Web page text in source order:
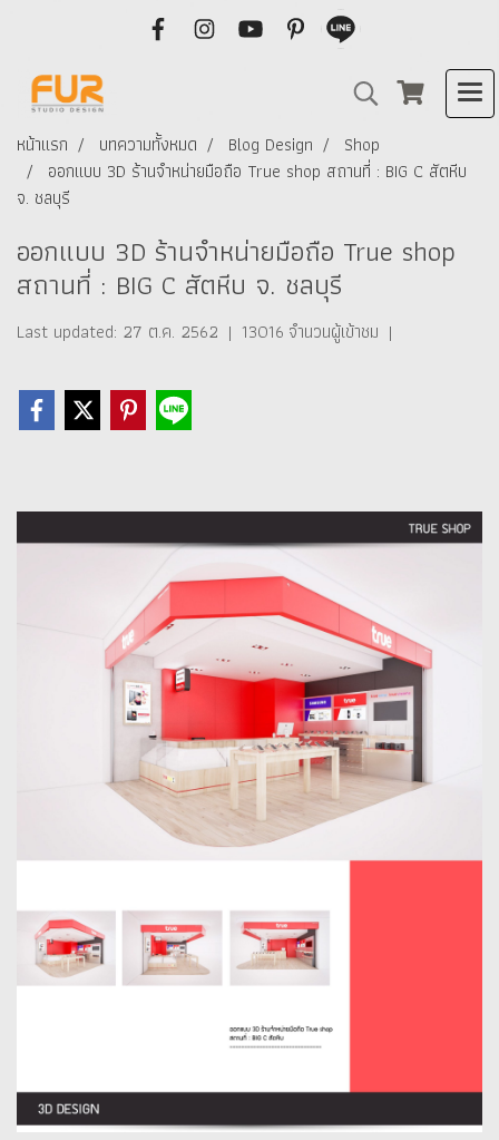
หน้าแรก บทความทั้งหมด Blog Design
Shop
ออกแบบ 3D ร้านจำหน่ายมือถือ True shop สถานที่ : BIG C สัตหีบ
จ. ชลบุรี
ออกแบบ 3D ร้านจำหน่ายมือถือ True shop
สถานที่ : BIG C สัตหีบ จ. ชลบุรี
Last updated: 27 ต.ค. 2562 | 13016 จำนวนผู้เข้าชม |